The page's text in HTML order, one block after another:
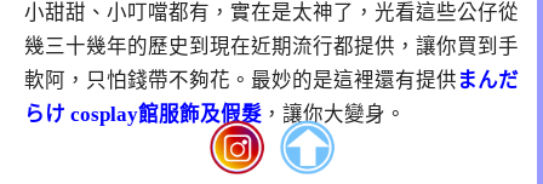
小甜甜、小叮噹都有，實在是太神了，光看這些公仔從
幾三十幾年的歷史到現在近期流行都提供，讓你買到手
軟阿，只怕錢帶不夠花。最妙的是這裡還有提供 まんだ
らけ cosplay館服飾及假髮 ，讓你大變身。